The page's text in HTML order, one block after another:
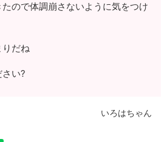
ので体調崩さないように気をつけ
りだね
い?
いろはちゃん